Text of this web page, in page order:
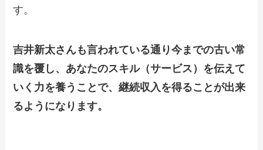
す。
吉井新太さんも言われている通り今までの古い常
識を覆し、あなたのスキル（サービス）を伝えて
いく力を養うことで、継続収入を得ることが出来
るようになります。